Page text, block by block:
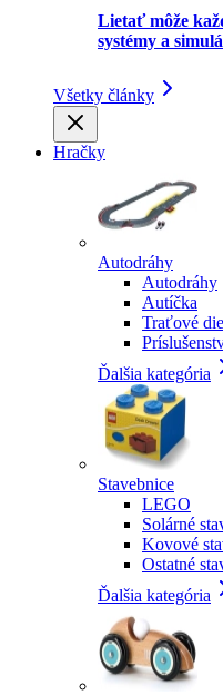
Lietať môže
systémy a
Všetky články
Hračky
Autodráhy
Autodráhy
Autíčka
Traťové
Ďalšia kategória
Stavebnice
LEGO
Solárné
Kovové
Ostatné
Ďalšia kategória